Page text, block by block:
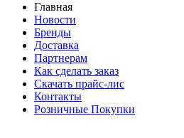
Главная
Новости
Бренды
Доставка
Партнерам
Как сделать заказ
Скачать прайс-лис
Контакты
Розничные Покупки